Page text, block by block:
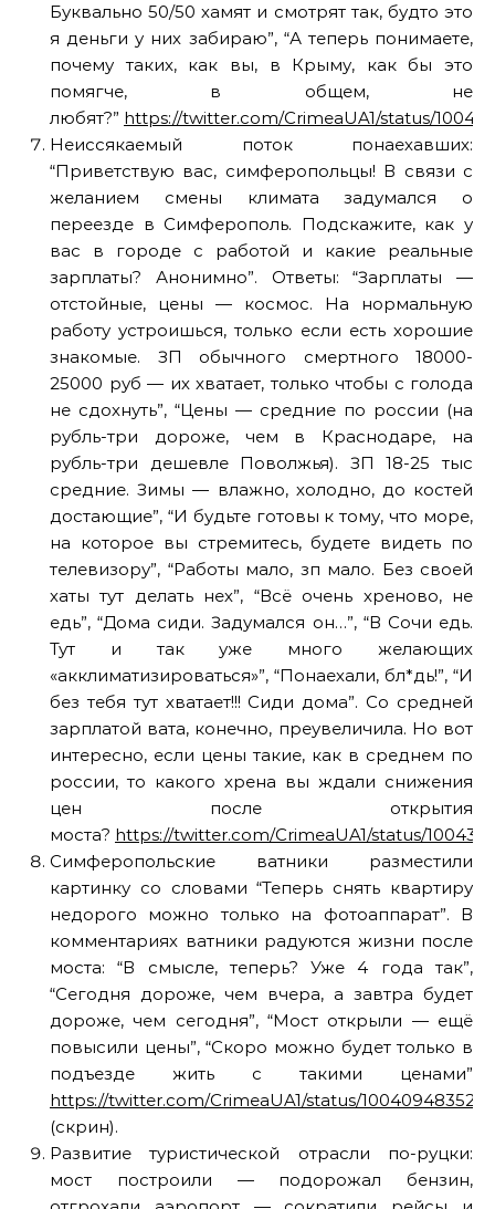
Буквально 50/50 хамят и смотрят так, будто это
я деньги у них забираю”, “А теперь понимаете,
почему таких, как вы, в Крыму, как бы это
помягче, в общем, не
любят?” https://twitter.com/CrimeaUA1/status/
Неиссякаемый поток понаехавших:
“Приветствую вас, симферопольцы! В связи с
желанием смены климата задумался о
переезде в Симферополь. Подскажите, как у
вас в городе с работой и какие реальные
зарплаты? Анонимно”. Ответы: “Зарплаты —
отстойные, цены — космос. На нормальную
работу устроишься, только если есть хорошие
знакомые. ЗП обычного смертного 18000-
25000 руб — их хватает, только чтобы с голода
не сдохнуть”, “Цены — средние по россии (на
рубль-три дороже, чем в Краснодаре, на
рубль-три дешевле Поволжья). ЗП 18-25 тыс
средние. Зимы — влажно, холодно, до костей
достающие”, “И будьте готовы к тому, что море,
на которое вы стремитесь, будете видеть по
телевизору”, “Работы мало, зп мало. Без своей
хаты тут делать нех”, “Всё очень хреново, не
едь”, “Дома сиди. Задумался он…”, “В Сочи едь.
Тут и так уже много желающих
«акклиматизироваться»”, “Понаехали, бл*дь!”, “И
без тебя тут хватает!!! Сиди дома”. Со средней
зарплатой вата, конечно, преувеличила. Но вот
интересно, если цены такие, как в среднем по
россии, то какого хрена вы ждали снижения
цен после открытия
моста? https://twitter.com/CrimeaUA1/status/
Симферопольские ватники разместили
картинку со словами “Теперь снять квартиру
недорого можно только на фотоаппарат”. В
комментариях ватники радуются жизни после
моста: “В смысле, теперь? Уже 4 года так”,
“Сегодня дороже, чем вчера, а завтра будет
дороже, чем сегодня”, “Мост открыли — ещё
повысили цены”, “Скоро можно будет только в
подъезде жить с такими ценами”
https://twitter.com/CrimeaUA1/status/
(скрин).
Развитие туристической отрасли по-руцки:
мост построили — подорожал бензин,